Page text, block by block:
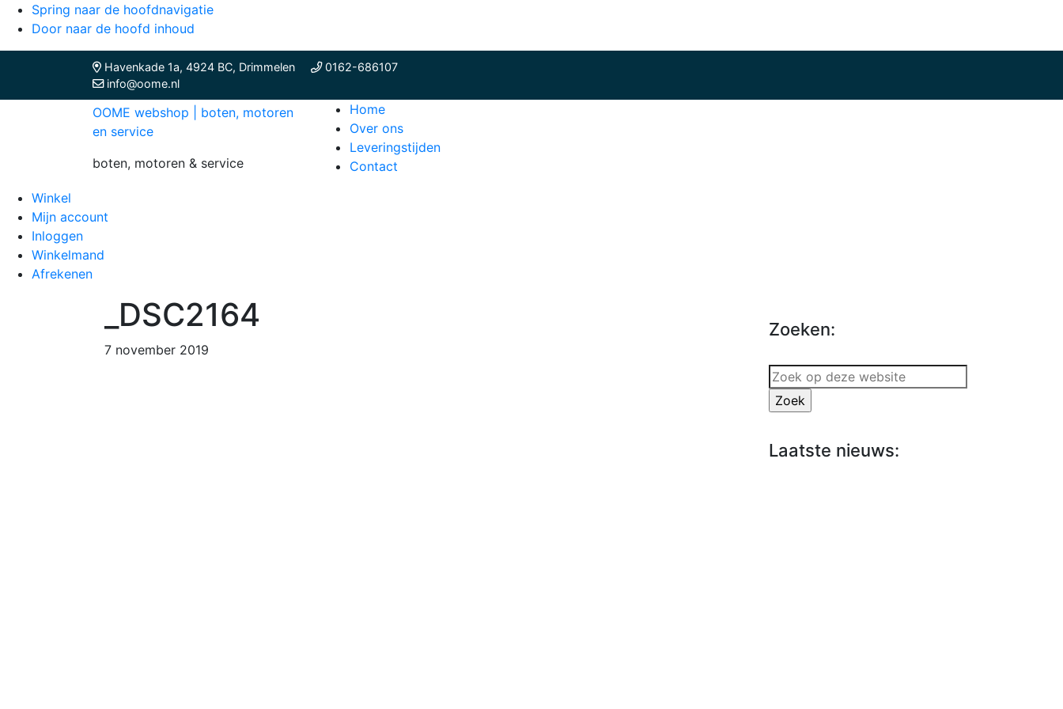
Spring naar de hoofdnavigatie
Door naar de hoofd inhoud
OOME webshop | boten, motoren
en service
boten, motoren & service
Havenkade 1a, 4924 BC, Drimmelen
0162-686107
info@oome.nl
Home
Over ons
Leveringstijden
Contact
Winkel
Mijn account
Inloggen
Winkelmand
Afrekenen
_DSC2164
7 november 2019
Zoeken:
Zoek
op
deze
Laatste nieuws: